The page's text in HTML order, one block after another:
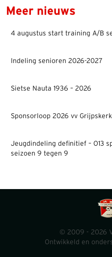
Meer nieuws
4 augustus start training A/B
Indeling senioren 2026-2027
Sietse Nauta 1936 – 2026
Sponsorloop 2026 vv
Jeugdindeling definitief – O13
seizoen 9 tegen 9
© 2009 - 2026
Ontwikkeld en